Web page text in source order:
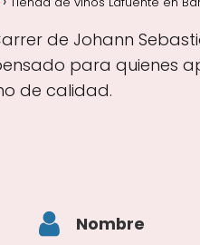
de Johann
para quienes
de calidad.
Nombre